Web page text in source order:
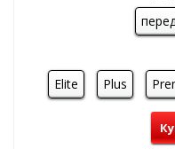
Elite
Plus